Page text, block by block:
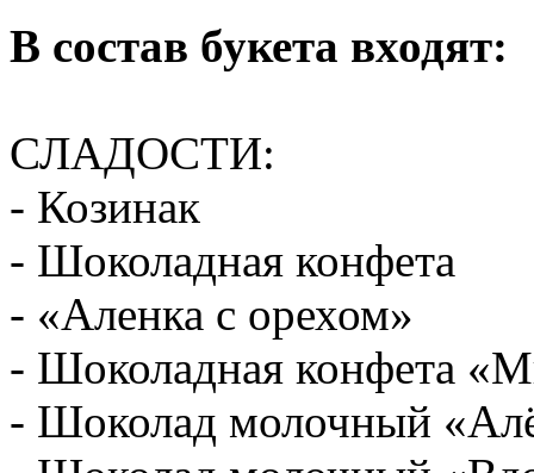
В состав букета входят:
СЛАДОСТИ:
- Козинак
- Шоколадная конфета
- «Аленка с орехом»
- Шоколадная конфета
- Шоколад молочный